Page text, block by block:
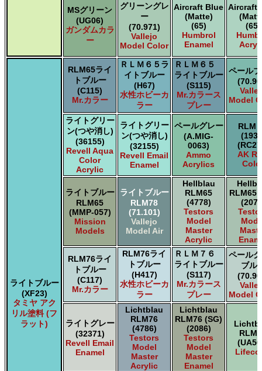
MSグリーン
(UG06)
ガンダムカラ
ー
グリーングレ
ー
(70.971)
Vallejo
Model Color
Aircraft Blue
(Matte)
(65)
Humbrol
Enamel
Aircraft
(65)
ライトブルー
(XF23)
タミヤ アク
リル塗料 (フ
ラット)
RLM65ライ
トブルー
(C115)
Mr.カラー
ＲＬＭ６５ラ
イトブルー
(H67)
水性ホビーカ
ラー
ＲＬＭ６５
ライトブルー
(S115)
Mr.カラース
プレー
ペール
Model
ライトグリー
ン(つや消し)
(36155)
Revell Aqua
Color
Acrylic
ライトグリー
ン(つや消し)
(32155)
Revell Email
Enamel
ペールグレー
(A.MIG-
0063)
Ammo
Acrylics
RLM
AK
ライトブルー
RLM65
(MMP-057)
Mission
Models
ライトブルー
RLM78
(71.101)
Vallejo
Model Air
Hellblau
RLM65
(4778)
Testors
Model
Master
Acrylic
RLM65
RLM76ライ
トブルー
(C117)
Mr.カラー
RLM76ライ
トブルー
(H417)
水性ホビーカ
ラー
ＲＬＭ７６
ライトブルー
(S117)
Mr.カラース
プレー
ペール
ブル
Model
ライトグレー
(32371)
Revell Email
Enamel
Lichtblau
RLM76
(4786)
Testors
Model
Master
Acrylic
Lichtblau
RLM76 (SG)
(2086)
Testors
Model
Master
Enamel